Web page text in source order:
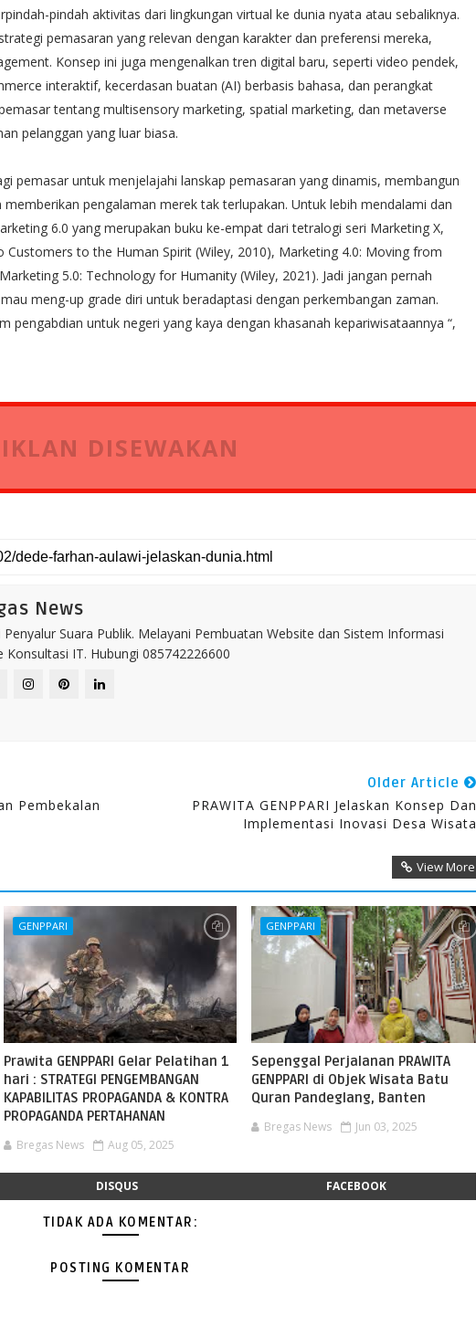
pindah aktivitas dari lingkungan virtual ke dunia nyata atau sebaliknya.
pemasaran yang relevan dengan karakter dan preferensi mereka,
Konsep ini juga mengenalkan tren digital baru, seperti video pendek,
interaktif, kecerdasan buatan (AI) berbasis bahasa, dan perangkat
tentang multisensory marketing, spatial marketing, dan metaverse
pelanggan yang luar biasa.
pemasar untuk menjelajahi lanskap pemasaran yang dinamis, membangun
pengalaman merek tak terlupakan. Untuk lebih mendalami dan
6.0 yang merupakan buku ke-empat dari tetralogi seri Marketing X,
to the Human Spirit (Wiley, 2010), Marketing 4.0: Moving from
5.0: Technology for Humanity (Wiley, 2021). Jadi jangan pernah
meng-up grade diri untuk beradaptasi dengan perkembangan zaman.
pengabdian untuk negeri yang kaya dengan khasanah kepariwisataannya “,
IKLAN DISEWAKAN
News
Suara Publik. Melayani Pembuatan Website dan Sistem Informasi
Konsultasi IT. Hubungi 085742226600
Pembekalan
Older Article
PRAWITA GENPPARI Jelaskan Konsep Dan
Implementasi Inovasi Desa Wisata
View More
GENPPARI
Prawita GENPPARI Gelar Pelatihan 1
hari : STRATEGI PENGEMBANGAN
KAPABILITAS PROPAGANDA & KONTRA
PROPAGANDA PERTAHANAN
Bregas News Aug 05, 2025
GENPPARI
Sepenggal Perjalanan PRAWITA
GENPPARI di Objek Wisata Batu
Quran Pandeglang, Banten
Bregas News Jun 03, 2025
DISQUS FACEBOOK
TIDAK ADA KOMENTAR:
POSTING KOMENTAR